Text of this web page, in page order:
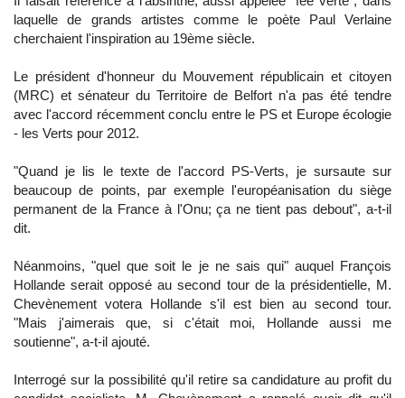
laquelle de grands artistes comme le poète Paul Verlaine
cherchaient l'inspiration au 19ème siècle.
Le président d'honneur du Mouvement républicain et citoyen
(MRC) et sénateur du Territoire de Belfort n'a pas été tendre
avec l'accord récemment conclu entre le PS et Europe écologie
- les Verts pour 2012.
"Quand je lis le texte de l'accord PS-Verts, je sursaute sur
beaucoup de points, par exemple l'européanisation du siège
permanent de la France à l'Onu; ça ne tient pas debout", a-t-il
dit.
Néanmoins, "quel que soit le je ne sais qui" auquel François
Hollande serait opposé au second tour de la présidentielle, M.
Chevènement votera Hollande s'il est bien au second tour.
"Mais j'aimerais que, si c'était moi, Hollande aussi me
soutienne", a-t-il ajouté.
Interrogé sur la possibilité qu'il retire sa candidature au profit du